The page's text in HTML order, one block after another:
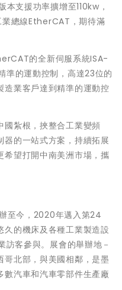
支援功率擴增至110kw，
總線EtherCAT，期待滿
的全新伺服系統ISA-
準的運動控制，高達23位的
造業客戶達到精準的運動控
國紮根，挾整合工業變頻
的一站式方案，持續拓展
希望打開中南美洲市場，攜
至今，2020年邁入第24
的機床及各種工業製造設
訪客參與。展會的舉辦地－
哥北部，與美國相鄰，是墨
汽車和汽車零部件生產廠